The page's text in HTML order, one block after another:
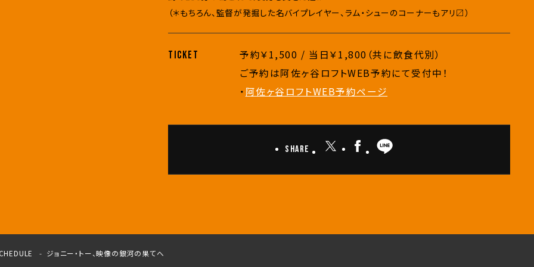
（＊もちろん、監督が発掘した名バイプレイヤー、ラム・シューのコーナーもアリ〼）
TICKET
予約￥1,500 / 当日￥1,800（共に飲食代別）
ご予約は阿佐ヶ谷ロフトWEB予約にて受付中！
・ 阿佐ヶ谷ロフトWEB予約ページ
Share
ジョニー・トー、映像の銀河の果てへ